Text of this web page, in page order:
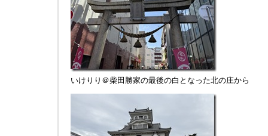
いけりり＠柴田勝家の最後の白となった北の庄から